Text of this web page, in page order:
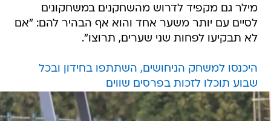
מילר גם מקפיד לדרוש מהשחקנים במשחקונים
לסיים עם יותר משער אחד והוא אף הבהיר להם: "אם
לא תבקיעו לפחות שני שערים, תרוצו".
היכנסו למשחק הניחושים, השתתפו בחידון ובכל
שבוע תוכלו לזכות בפרסים שווים